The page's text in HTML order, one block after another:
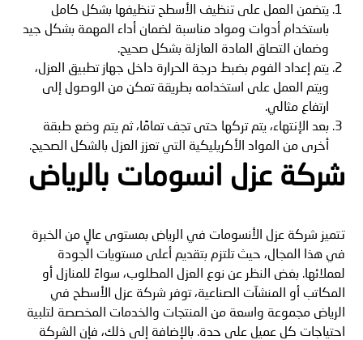
يتضمن العمل على تنظيف الأسطح تنظيفها بشكل كامل
باستخدام أدوات ومواد مناسبة لضمان أداء المهمة بشكل جيد
وضمان التصاق المادة العازلة بشكل صحيح.
يتم إعداد الفوم بضبط درجة الحرارة داخل جهاز تطبيق العزل،
ويتم العمل على استخدامه بطريقة تمكن من الوصول إلى
ارتفاع مثالي.
بعد الإنتهاء، يتم تركها حتى تجف تمامًا، ثم يتم وضع طبقة
أخرى من المواد الأكريليكية التي تعزز العزل بالشكل الصحيح.
شركة عزل انسومات بالرياض
تتميز شركة عزل الأنسومات في الرياض بمستوى عالٍ من الخبرة
في هذا المجال، حيث تلتزم بتقديم أعلى مستويات الجودة
لعملائها. بغض النظر عن نوع العزل المطلوب، سواءً للمنازل أو
المكاتب أو المنشآت الصناعية، توفر شركة عزل الأسطح في
الرياض مجموعة واسعة من المنتجات والخدمات المخصصة لتلبية
احتياجات كل عميل على حدة. بالإضافة إلى ذلك، فإن الشركة